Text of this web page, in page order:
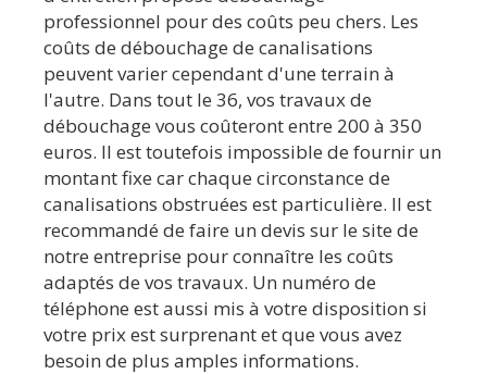
professionnel pour des coûts peu chers. Les
coûts de débouchage de canalisations
peuvent varier cependant d'une terrain à
l'autre. Dans tout le 36, vos travaux de
débouchage vous coûteront entre 200 à 350
euros. Il est toutefois impossible de fournir un
montant fixe car chaque circonstance de
canalisations obstruées est particulière. Il est
recommandé de faire un devis sur le site de
notre entreprise pour connaître les coûts
adaptés de vos travaux. Un numéro de
téléphone est aussi mis à votre disposition si
votre prix est surprenant et que vous avez
besoin de plus amples informations.